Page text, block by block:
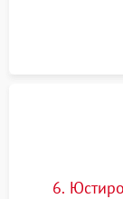
нанесение
и
6.